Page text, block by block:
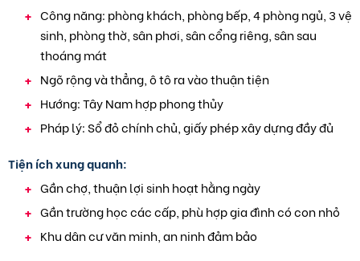
Công năng: phòng khách, phòng bếp, 4 phòng ngủ, 3 vệ
sinh, phòng thờ, sân phơi, sân cổng riêng, sân sau
thoáng mát
Ngõ rộng và thẳng, ô tô ra vào thuận tiện
Hướng: Tây Nam hợp phong thủy
Pháp lý: Sổ đỏ chính chủ, giấy phép xây dựng đầy đủ
Tiện ích xung quanh:
Gần chợ, thuận lợi sinh hoạt hằng ngày
Gần trường học các cấp, phù hợp gia đình có con nhỏ
Khu dân cư văn minh, an ninh đảm bảo